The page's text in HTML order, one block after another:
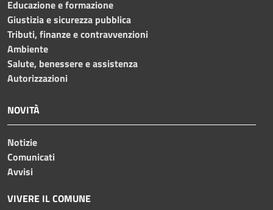
Educazione e formazione
Giustizia e sicurezza pubblica
Tributi, finanze e contravvenzioni
Ambiente
Salute, benessere e assistenza
Autorizzazioni
NOVITÀ
Notizie
Comunicati
Avvisi
VIVERE IL COMUNE